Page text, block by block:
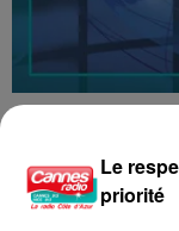
16/07/26 : LES
Le
priorité